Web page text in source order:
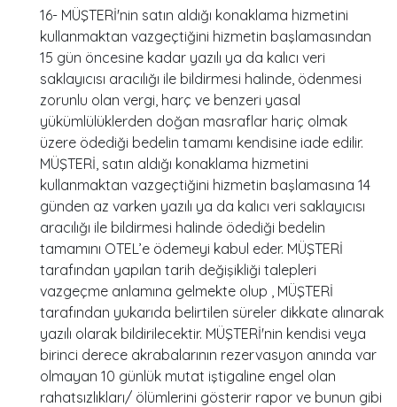
16- MÜŞTERİ'nin satın aldığı konaklama hizmetini
kullanmaktan vazgeçtiğini hizmetin başlamasından
15 gün öncesine kadar yazılı ya da kalıcı veri
saklayıcısı aracılığı ile bildirmesi halinde, ödenmesi
zorunlu olan vergi, harç ve benzeri yasal
yükümlülüklerden doğan masraflar hariç olmak
üzere ödediği bedelin tamamı kendisine iade edilir.
MÜŞTERİ, satın aldığı konaklama hizmetini
kullanmaktan vazgeçtiğini hizmetin başlamasına 14
günden az varken yazılı ya da kalıcı veri saklayıcısı
aracılığı ile bildirmesi halinde ödediği bedelin
tamamını OTEL’e ödemeyi kabul eder. MÜŞTERİ
tarafından yapılan tarih değişikliği talepleri
vazgeçme anlamına gelmekte olup , MÜŞTERİ
tarafından yukarıda belirtilen süreler dikkate alınarak
yazılı olarak bildirilecektir. MÜŞTERİ'nin kendisi veya
birinci derece akrabalarının rezervasyon anında var
olmayan 10 günlük mutat iştigaline engel olan
rahatsızlıkları/ ölümlerini gösterir rapor ve bunun gibi